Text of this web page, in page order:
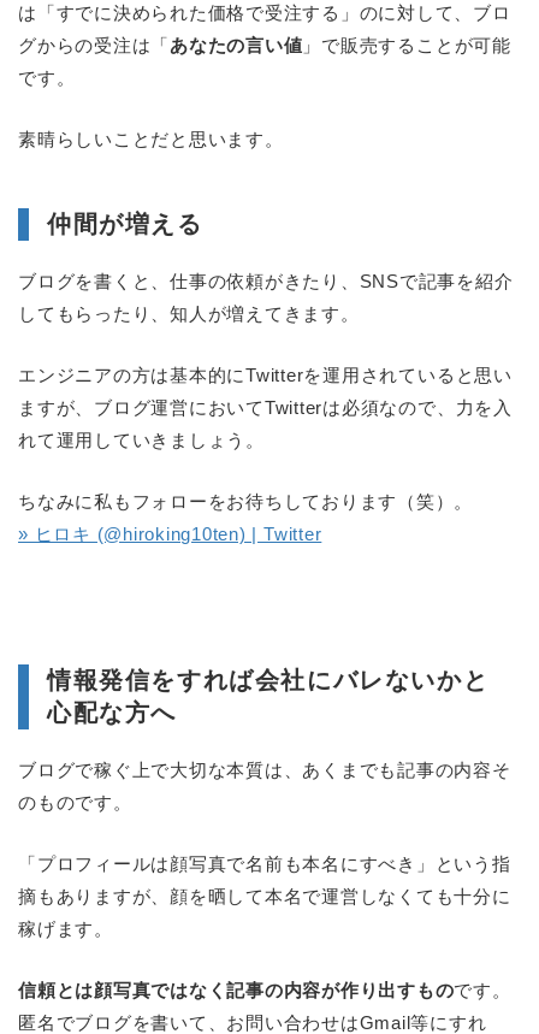
は「すでに決められた価格で受注する」のに対して、ブロ
グからの受注は「あなたの言い値 」で販売することが可能
です。
素晴らしいことだと思います。
仲間が増える
ブログを書くと、仕事の依頼がきたり、SNSで記事を紹介
してもらったり、知人が増えてきます。
エンジニアの方は基本的にTwitterを運用されていると思い
ますが、ブログ運営においてTwitterは必須なので、力を入
れて運用していきましょう。
ちなみに私もフォローをお待ちしております（笑）。
» ヒロキ (@hiroking10ten) | Twitter
情報発信をすれば会社にバレないかと
心配な方へ
ブログで稼ぐ上で大切な本質は、あくまでも記事の内容そ
のものです。
「プロフィールは顔写真で名前も本名にすべき」という指
摘もありますが、顔を晒して本名で運営しなくても十分に
稼げます。
信頼とは顔写真ではなく記事の内容が作り出すものです。
匿名でブログを書いて、お問い合わせはGmail等にすれ